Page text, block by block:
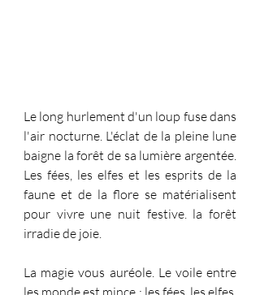
Le long hurlement d'un loup fuse dans
l'air nocturne. L'éclat de la pleine lune
baigne la forêt de sa lumière argentée.
Les fées, les elfes et les esprits de la
faune et de la flore se matérialisent
pour vivre une nuit festive. la forêt
irradie de joie.
La magie vous auréole. Le voile entre